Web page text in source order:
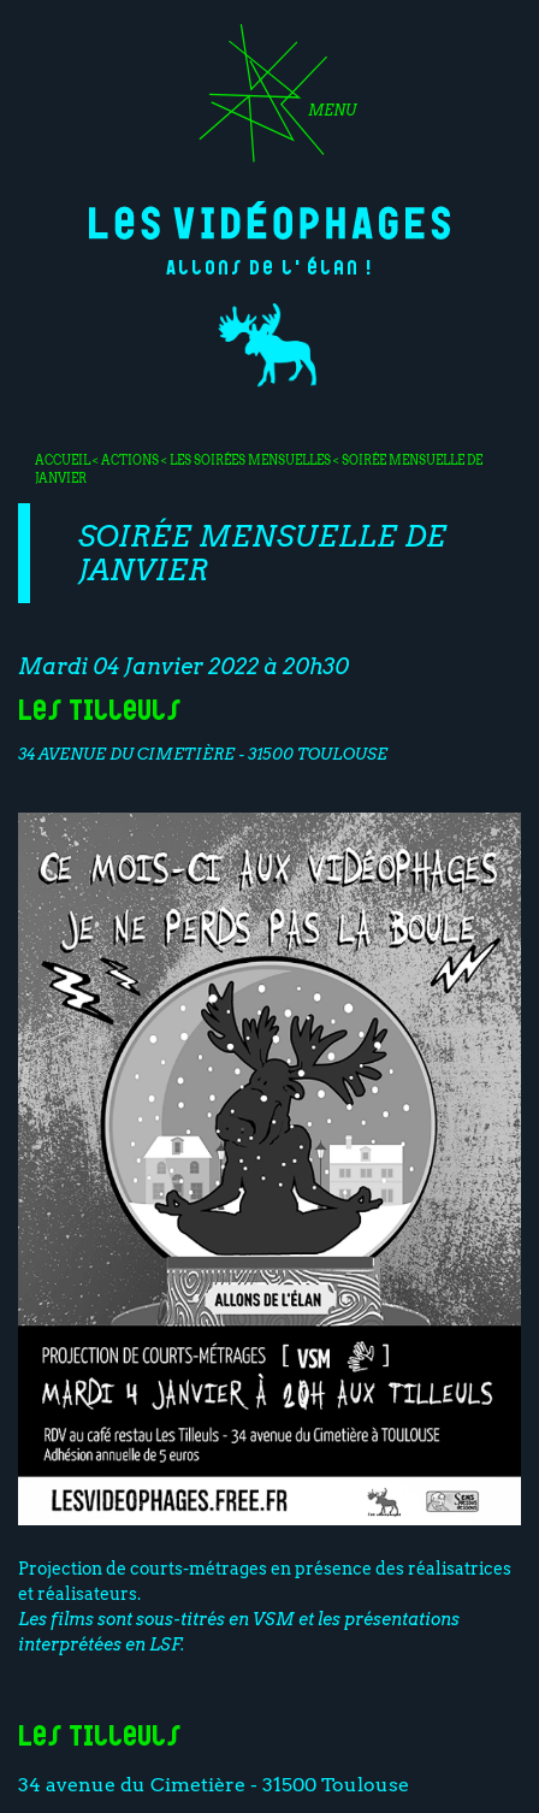
MENU
Allons de l'élan !
ACCUEIL<ACTIONS< LES SOIRÉES MENSUELLES< SOIRÉE MENSUELLE DE
JANVIER
SOIRÉE MENSUELLE DE
JANVIER
Mardi 04 Janvier 2022 à 20h30
Les Tilleuls
34 AVENUE DU CIMETIÈRE - 31500 TOULOUSE
Projection de courts-métrages en présence des réalisatrices
et réalisateurs.
Les films sont sous-titrés en VSM et les présentations
interprétées en LSF.
Les Tilleuls
34 avenue du Cimetière - 31500 Toulouse